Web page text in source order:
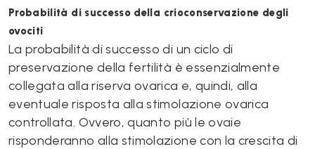
Probabilità di successo della crioconservazione degli
ovociti
La probabilità di successo di un ciclo di
preservazione della fertilità è essenzialmente
collegata alla riserva ovarica e, quindi, alla
eventuale risposta alla stimolazione ovarica
controllata. Ovvero, quanto più le ovaie
risponderanno alla stimolazione con la crescita di